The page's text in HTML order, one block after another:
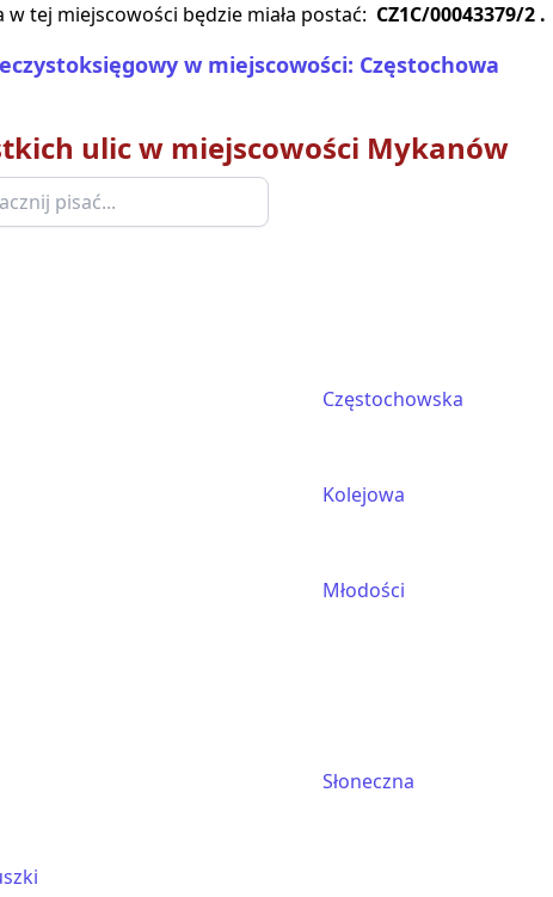
w tej miejscowości będzie miała postać: CZ1C/00043379/2 .
w miejscowości: Częstochowa
ulic w miejscowości Mykanów
Częstochowska
Kolejowa
Młodości
Słoneczna